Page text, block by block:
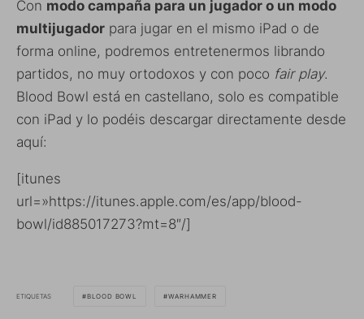
Con modo campaña para un jugador o un modo
multijugador para jugar en el mismo iPad o de
forma online, podremos entretenermos librando
partidos, no muy ortodoxos y con poco fair play.
Blood Bowl está en castellano, solo es compatible
con iPad y lo podéis descargar directamente desde
aquí:
[itunes
url=»https://itunes.apple.com/es/app/blood-
bowl/id885017273?mt=8″/]
ETIQUETAS BLOOD BOWL WARHAMMER